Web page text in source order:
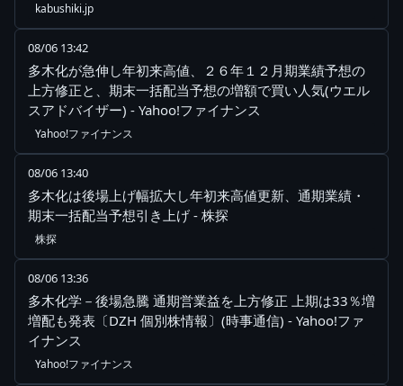
kabushiki.jp
08/06 13:42
多木化が急伸し年初来高値、２６年１２月期業績予想の
上方修正と、期末一括配当予想の増額で買い人気(ウエル
スアドバイザー) - Yahoo!ファイナンス
Yahoo!ファイナンス
08/06 13:40
多木化は後場上げ幅拡大し年初来高値更新、通期業績・
期末一括配当予想引き上げ - 株探
株探
08/06 13:36
多木化学－後場急騰 通期営業益を上方修正 上期は33％増
増配も発表〔DZH 個別株情報〕(時事通信) - Yahoo!ファ
イナンス
Yahoo!ファイナンス